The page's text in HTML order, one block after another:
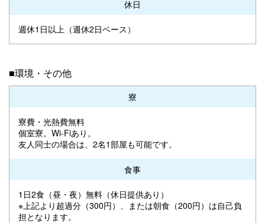
休日
週休1日以上（週休2日ベース）
■環境・その他
寮
寮費・光熱費無料
個室寮。Wi-Fiあり。
友人同士の場合は、2名1部屋も可能です。
食事
1日2食（昼・夜）無料（休日提供あり）
※上記より超過分（300円）、または朝食（200円）は自己負
担となります。